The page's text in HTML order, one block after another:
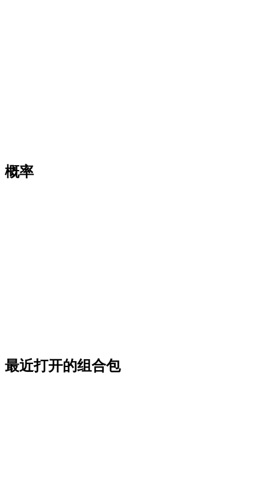
概率
最近打开的组合包